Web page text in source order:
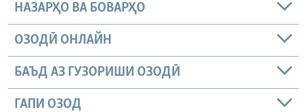
НАЗАРҲО ВА БОВАРҲО
ОЗОДӢ ОНЛАЙН
БАЪД АЗ ГУЗОРИШИ ОЗОДӢ
ГАПИ ОЗОД